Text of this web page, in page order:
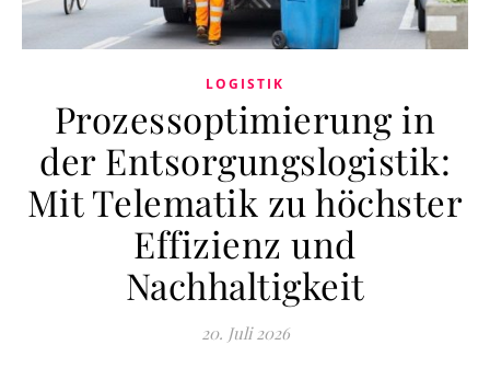
LOGISTIK
Prozessoptimierung in
der Entsorgungslogistik:
Mit Telematik zu höchster
Effizienz und
Nachhaltigkeit
20. Juli 2026